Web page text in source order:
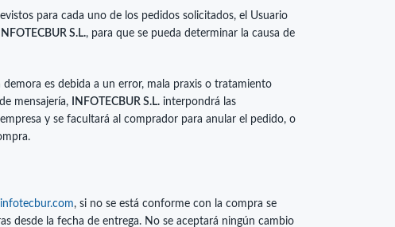
para cada uno de los pedidos solicitados, el Usuario
INFOTECBUR S.L., para que se pueda determinar la causa de
demora es debida a un error, mala praxis o tratamiento
mensajería,
INFOTECBUR S.L. interpondrá las
y se facultará al comprador para anular el pedido, o
, si no se está conforme con la compra se
desde la fecha de entrega. No se aceptará ningún cambio